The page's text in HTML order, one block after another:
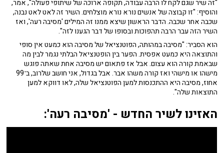
"זה שיר שגם לקח לו הרבה עבודה, תקופה ארוכה של שיתופי פעולה", אמר,
והוסיף: "זו קבוצה של אנשים נורא נורא מוצלחים. השיר זה לאט לאט נבנה,
שכבה אחר שכבה. הדבר הראשון שיצא ממנו זה המילים 'מסיבה רעה', ואז
השיר הזה עבר הרבה תהפוכות ובסופו של דבר הגענו לזה".
הוא הסביר: "מסיבה במהותה, הפוטנציאל של מסיבה הוא כמעט אין סופי
והתוצאה היא כמעט אפסית. הפער בין הופטנציאל הבלתי נגמר לבין מה
שבאמת קורה הוא עצום. אבל אז פתאום יש מסיבה אחת שאתה פוגש
מישהו או מישהי ואז קורה משהו אבר. אבל בגדול, אני חושב שלרוב, ב־99
אחוז, מסיבה היא ההתכנסות למען הפוטנציאל שלה, לאו דווקא למען
התוצאות שלה".
האזינו לשיר החדש - 'מסיבה רעה':